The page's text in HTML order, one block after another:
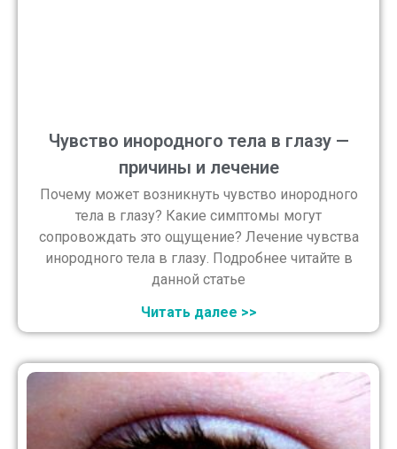
Чувство инородного тела в глазу —
причины и лечение
Почему может возникнуть чувство инородного
тела в глазу? Какие симптомы могут
сопровождать это ощущение? Лечение чувства
инородного тела в глазу. Подробнее читайте в
данной статье
Читать далее >>